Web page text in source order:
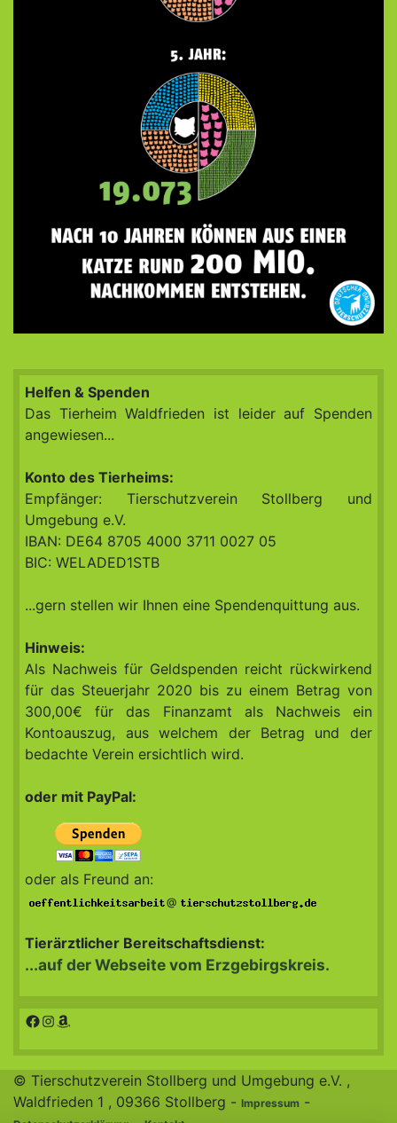
Helfen & Spenden
Das Tierheim Waldfrieden ist leider auf Spenden
angewiesen...
Konto des Tierheims:
Empfänger: Tierschutzverein Stollberg und
Umgebung e.V.
IBAN: DE64 8705 4000 3711 0027 05
BIC: WELADED1STB
...gern stellen wir Ihnen eine Spendenquittung aus.
Hinweis:
Als Nachweis für Geldspenden reicht rückwirkend
für das Steuerjahr 2020 bis zu einem Betrag von
300,00€ für das Finanzamt als Nachweis ein
Kontoauszug, aus welchem der Betrag und der
bedachte Verein ersichtlich wird.
oder mit PayPal:
oder als Freund an:
@
Tierärztlicher Bereitschaftsdienst:
...auf der Webseite vom Erzgebirgskreis.
Facebook
Instagram
Amazon
© Tierschutzverein Stollberg und Umgebung e.V. ,
Waldfrieden 1 , 09366 Stollberg - Impressum -